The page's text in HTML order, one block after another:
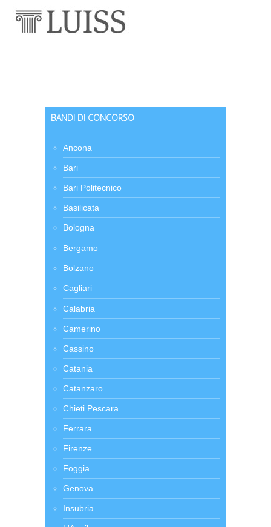
BANDI DI CONCORSO
Ancona
Bari
Bari Politecnico
Basilicata
Bologna
Bergamo
Bolzano
Cagliari
Calabria
Camerino
Cassino
Catania
Catanzaro
Chieti Pescara
Ferrara
Firenze
Foggia
Genova
Insubria